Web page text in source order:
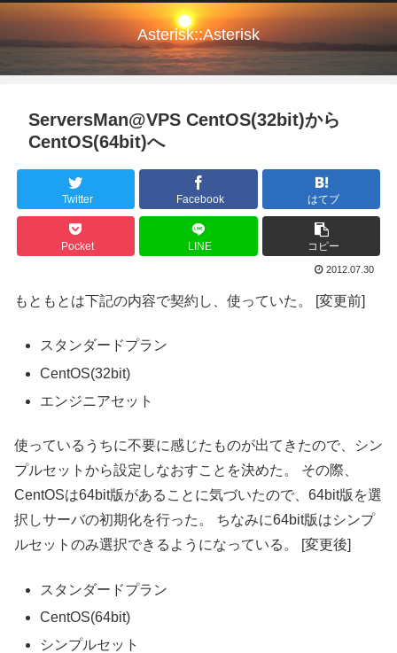
Asterisk::Asterisk
ServersMan@VPS CentOS(32bit)から
CentOS(64bit)へ
Twitter Facebook はてブ
Pocket LINE コピー
2012.07.30
もともとは下記の内容で契約し、使っていた。 [変更前]
スタンダードプラン
CentOS(32bit)
エンジニアセット
使っているうちに不要に感じたものが出てきたので、シン
プルセットから設定しなおすことを決めた。 その際、
CentOSは64bit版があることに気づいたので、64bit版を選
択しサーバの初期化を行った。 ちなみに64bit版はシンプ
ルセットのみ選択できるようになっている。 [変更後]
スタンダードプラン
CentOS(64bit)
シンプルセット